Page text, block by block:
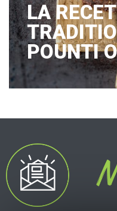
LA
POUNTI